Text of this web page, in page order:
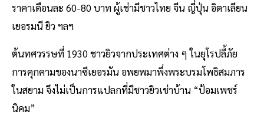
ราคาเดือนละ 60-80 บาท ผู้เช่ามีชาวไทย จีน ญี่ปุ่น อิตาเลียน
เยอรมนี ยิว ฯลฯ
ต้นทศวรรษที่ 1930 ชาวยิวจากประเทศต่าง ๆ ในยุโรปลี้ภัย
การคุกคามของนาซีเยอรมัน อพยพมาพึ่งพระบรมโพธิสมภาร
ในสยาม จึงไม่เป็นการแปลกที่มีชาวยิวเช่าบ้าน “ป้อมเพชร์
นิคม”